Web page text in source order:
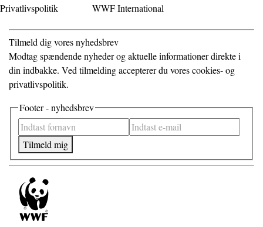
Privatlivspolitik
WWF International
Tilmeld dig vores nyhedsbrev
Modtag spændende nyheder og aktuelle informationer direkte i
din indbakke. Ved tilmelding accepterer du vores cookies- og
privatlivspolitik.
Footer - nyhedsbrev
Tilmeld mig